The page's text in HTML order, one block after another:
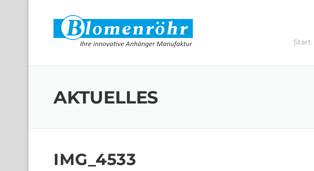
Start
AKTUELLES
IMG_4533